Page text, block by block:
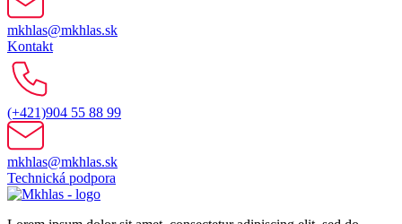
mkhlas@mkhlas.sk
Kontakt
(+421)904 55 88 99
mkhlas@mkhlas.sk
Technická podpora